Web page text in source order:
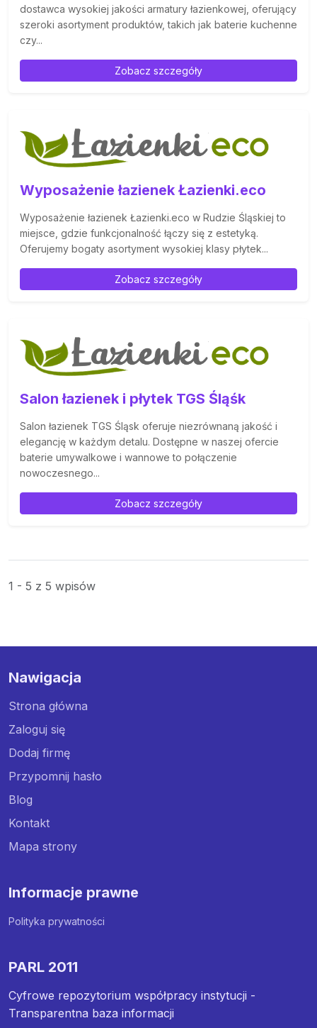
dostawca wysokiej jakości armatury łazienkowej, oferujący
szeroki asortyment produktów, takich jak baterie kuchenne
czy...
Zobacz szczegóły
Wyposażenie łazienek Łazienki.eco
Wyposażenie łazienek Łazienki.eco w Rudzie Śląskiej to
miejsce, gdzie funkcjonalność łączy się z estetyką.
Oferujemy bogaty asortyment wysokiej klasy płytek...
Zobacz szczegóły
Salon łazienek i płytek TGS Śląśk
Salon łazienek TGS Śląsk oferuje niezrównaną jakość i
elegancję w każdym detalu. Dostępne w naszej ofercie
baterie umywalkowe i wannowe to połączenie
nowoczesnego...
Zobacz szczegóły
1 - 5 z 5 wpisów
Nawigacja
Strona główna
Zaloguj się
Dodaj firmę
Przypomnij hasło
Blog
Kontakt
Mapa strony
Informacje prawne
Polityka prywatności
PARL 2011
Cyfrowe repozytorium współpracy instytucji -
Transparentna baza informacji